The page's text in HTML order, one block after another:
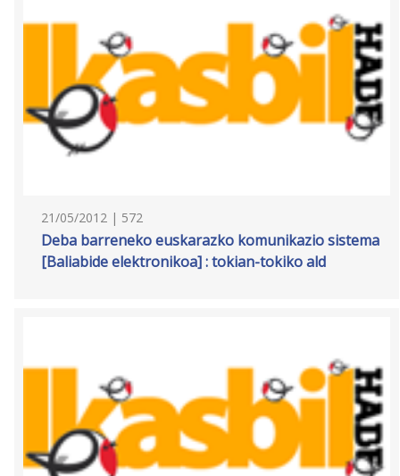
21/05/2012 | 572
Deba barreneko euskarazko komunikazio sistema
[Baliabide elektronikoa] : tokian-tokiko ald